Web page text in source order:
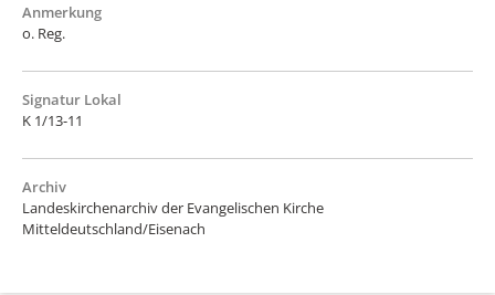
Anmerkung
o. Reg.
Signatur Lokal
K 1/13-11
Archiv
Landeskirchenarchiv der Evangelischen Kirche
Mitteldeutschland/Eisenach